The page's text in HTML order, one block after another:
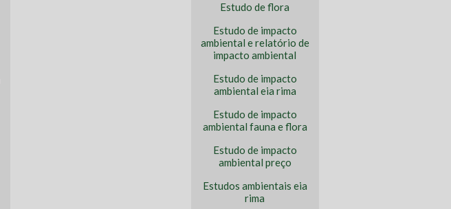
Estudo de flora
Estudo de impacto
ambiental e relatório de
impacto ambiental
Estudo de impacto
ambiental eia rima
Estudo de impacto
ambiental fauna e flora
Estudo de impacto
ambiental preço
Estudos ambientais eia
rima